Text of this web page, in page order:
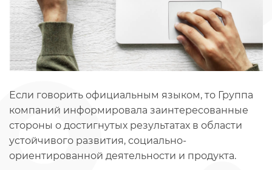
Если говорить официальным языком, то Группа
компаний информировала заинтересованные
стороны о достигнутых результатах в области
устойчивого развития, социально-
ориентированной деятельности и продукта.